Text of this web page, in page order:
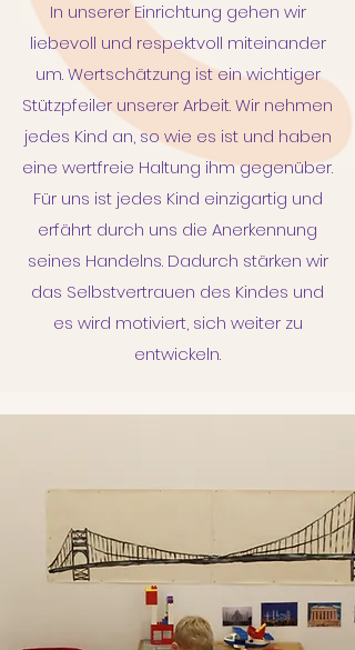
In unserer Einrichtung gehen wir
liebevoll und respektvoll miteinander
um. Wertschätzung ist ein wichtiger
Stützpfeiler unserer Arbeit. Wir nehmen
jedes Kind an, so wie es ist und haben
eine wertfreie Haltung ihm gegenüber.
Für uns ist jedes Kind einzigartig und
erfährt durch uns die Anerkennung
seines Handelns. Dadurch stärken wir
das Selbstvertrauen des Kindes und
es wird motiviert, sich weiter zu
entwickeln.